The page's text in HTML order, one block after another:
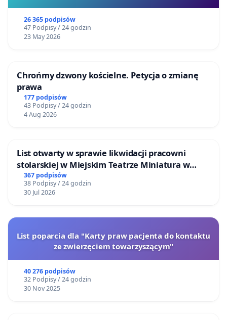
26 365 podpisów
47 Podpisy / 24 godzin
23 May 2026
Chrońmy dzwony kościelne. Petycja o zmianę
prawa
177 podpisów
43 Podpisy / 24 godzin
4 Aug 2026
List otwarty w sprawie likwidacji pracowni
stolarskiej w Miejskim Teatrze Miniatura w
Gdańsku
367 podpisów
38 Podpisy / 24 godzin
30 Jul 2026
List poparcia dla "Karty praw pacjenta do kontaktu
ze zwierzęciem towarzyszącym"
40 276 podpisów
32 Podpisy / 24 godzin
30 Nov 2025